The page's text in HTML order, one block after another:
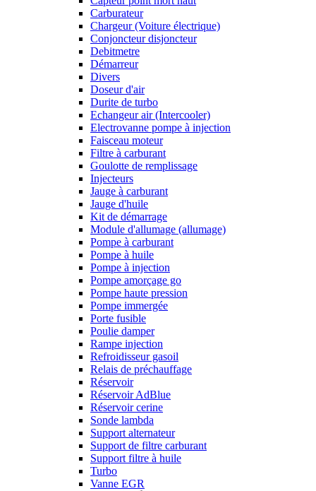
Carburateur
Chargeur (Voiture électrique)
Conjoncteur disjoncteur
Debitmetre
Démarreur
Divers
Doseur d'air
Durite de turbo
Echangeur air (Intercooler)
Electrovanne pompe à injection
Faisceau moteur
Filtre à carburant
Goulotte de remplissage
Injecteurs
Jauge à carburant
Jauge d'huile
Kit de démarrage
Module d'allumage (allumage)
Pompe à carburant
Pompe à huile
Pompe à injection
Pompe amorçage go
Pompe haute pression
Pompe immergée
Porte fusible
Poulie damper
Rampe injection
Refroidisseur gasoil
Relais de préchauffage
Réservoir
Réservoir AdBlue
Réservoir cerine
Sonde lambda
Support alternateur
Support de filtre carburant
Support filtre à huile
Turbo
Vanne EGR